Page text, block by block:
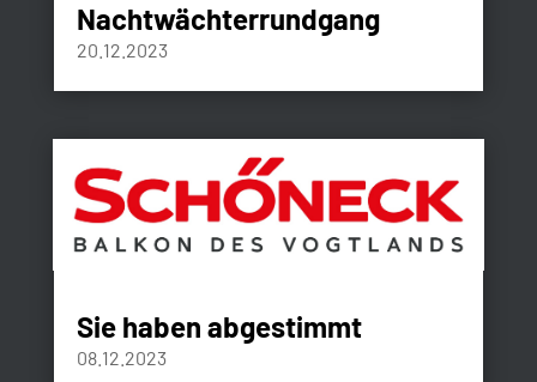
Nachtwächterrundgang
20.12.2023
Sie haben abgestimmt
08.12.2023